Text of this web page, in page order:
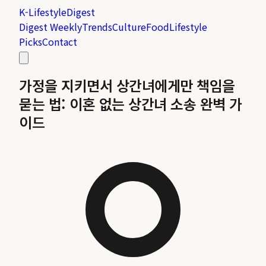
K-LifestyleDigest
Digest WeeklyTrendsCultureFoodLifestyle
PicksContact
가정을 지키면서 상간녀에게만 책임을
묻는 법: 이혼 없는 상간녀 소송 완벽 가
이드